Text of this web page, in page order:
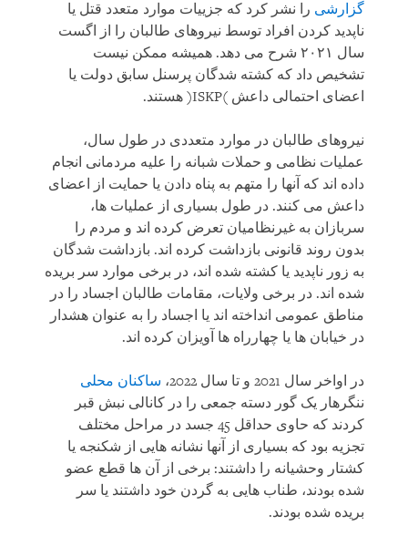
گزارشی را نشر کرد که جزییات موارد متعدد قتل یا
ناپدید کردن افراد توسط نیروهای طالبان را از اگست
سال ۲۰۲۱ شرح می دهد. همیشه ممکن نیست
تشخیص داد که کشته شدگان پرسنل سابق دولت یا
اعضای احتمالی داعش )ISKP( هستند.
نیروهای طالبان در موارد متعددی در طول سال،
عملیات نظامی و حملات شبانه را علیه مردمانی انجام
داده اند که آنها را متهم به پناه دادن یا حمایت از اعضای
داعش می کنند. در طول بسیاری از عملیات ها،
سربازان به غیرنظامیان تعرض کرده اند و مردم را
بدون روند قانونی بازداشت کرده اند. بازداشت شدگان
به زور ناپدید یا کشته شده اند، در برخی موارد سر بریده
شده اند. در برخی ولایات، مقامات طالبان اجساد را در
مناطق عمومی انداخته اند یا اجساد را به عنوان هشدار
در خیابان ها یا چهارراه ها آویزان کرده اند.
در اواخر سال 2021 و تا سال 2022،
ساکنان محلی
ننگرهار یک گور دسته جمعی را در کانالی نبش قبر
کردند که حاوی حداقل 45 جسد در مراحل مختلف
تجزیه بود که بسیاری از آنها نشانه هایی از شکنجه یا
کشتار وحشیانه را داشتند: برخی از آن ها قطع عضو
شده بودند، طناب هایی به گردن خود داشتند یا سر
بریده شده بودند.